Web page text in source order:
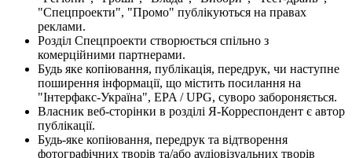
"Спецпроекти", "Промо" публікуються на правах
реклами.
Розділ Спецпроекти створюється спільно з
комерційними партнерами.
Будь яке копіювання, публікація, передрук, чи наступне
поширення інформації, що містить посилання на
"Інтерфакс-Україна", EPA / UPG, суворо забороняється.
Власник веб-сторінки в розділі Я-Корреспондент є автор
публікації.
Будь-яке копіювання, передрук та відтворення
фотографічних творів та/або аудіовізуальних творів